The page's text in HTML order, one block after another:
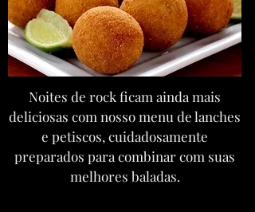
Noites de rock ficam ainda mais
deliciosas com nosso menu de lanches
e petiscos, cuidadosamente
preparados para combinar com suas
melhores baladas.